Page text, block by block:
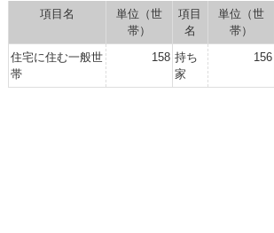
項目名
単位（世
帯）
項目
名
単位（世
帯）
住宅に住む一般世
帯
158 持ち
家
156